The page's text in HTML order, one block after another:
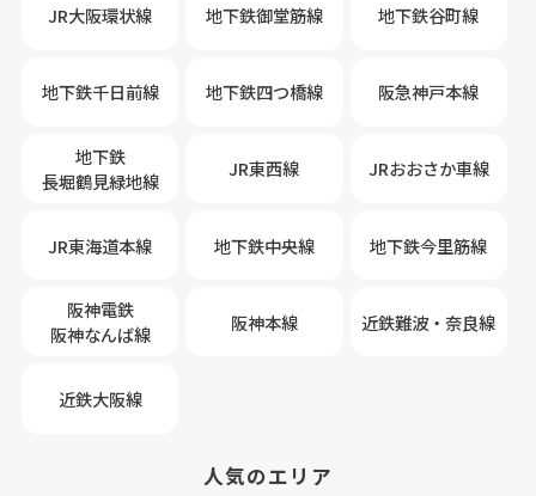
JR大阪環状線 地下鉄御堂筋線 地下鉄谷町線
地下鉄千日前線 地下鉄四つ橋線 阪急神戸本線
地下鉄
長堀鶴見緑地線
JR東西線 JRおおさか車線
JR東海道本線 地下鉄中央線 地下鉄今里筋線
阪神電鉄
阪神なんば線
阪神本線 近鉄難波・奈良線
近鉄大阪線
人気のエリア